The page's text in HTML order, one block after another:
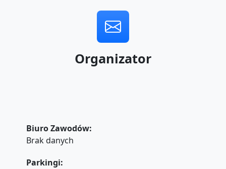
Organizator
Biuro Zawodów:
Brak danych
Parkingi: